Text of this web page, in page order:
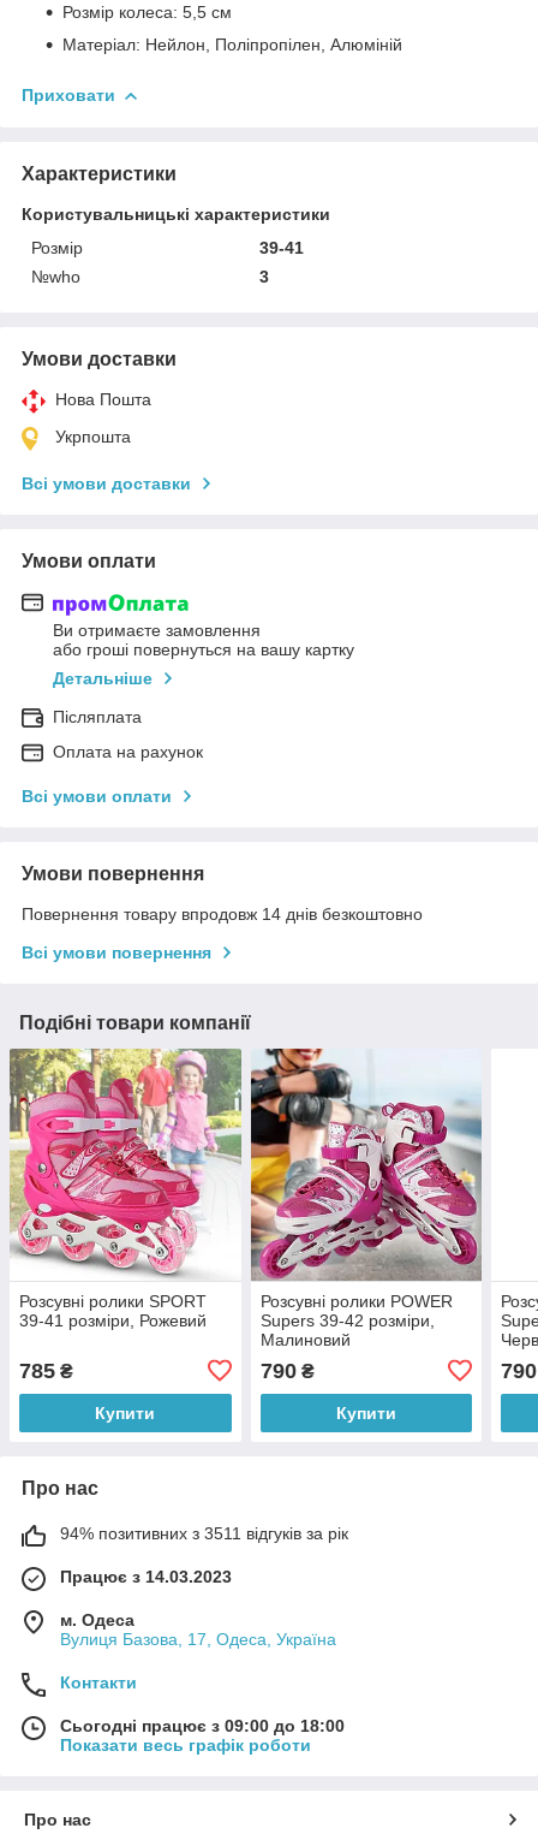
Розмір колеса: 5,5 см
Матеріал: Нейлон, Поліпропілен, Алюміній
Приховати
Характеристики
Користувальницькі характеристики
Розмір
39-41
№who
3
Умови доставки
Нова Пошта
Укрпошта
Всі умови доставки
Умови оплати
Ви отримаєте замовлення
або гроші повернуться на вашу картку
Детальніше
Післяплата
Оплата на рахунок
Всі умови оплати
Умови повернення
Повернення товару впродовж 14 днів безкоштовно
Всі умови повернення
Подібні товари компанії
Розсувні ролики SPORT
39-41 розміри, Рожевий
785 ₴
Купити
Розсувні ролики POWER
Supers 39-42 розміри,
Малиновий
790₴
Купити
790
Про нас
94% позитивних з 3511 відгуків за рік
Працює з 14.03.2023
м. Одеса
Вулиця Базова, 17, Одеса, Україна
Контакти
Сьогодні працює з 09:00 до 18:00
Показати весь графік роботи
Про нас